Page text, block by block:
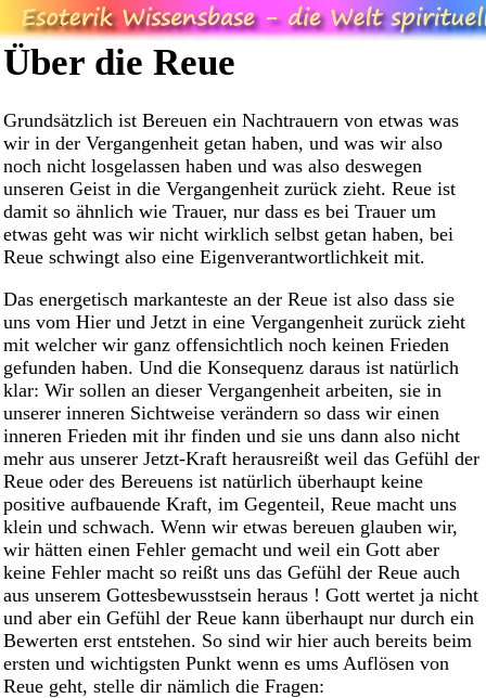
Über die Reue
Grundsätzlich ist Bereuen ein Nachtrauern von etwas was
wir in der Vergangenheit getan haben, und was wir also
noch nicht losgelassen haben und was also deswegen
unseren Geist in die Vergangenheit zurück zieht. Reue ist
damit so ähnlich wie Trauer, nur dass es bei Trauer um
etwas geht was wir nicht wirklich selbst getan haben, bei
Reue schwingt also eine Eigenverantwortlichkeit mit.
Das energetisch markanteste an der Reue ist also dass sie
uns vom Hier und Jetzt in eine Vergangenheit zurück zieht
mit welcher wir ganz offensichtlich noch keinen Frieden
gefunden haben. Und die Konsequenz daraus ist natürlich
klar: Wir sollen an dieser Vergangenheit arbeiten, sie in
unserer inneren Sichtweise verändern so dass wir einen
inneren Frieden mit ihr finden und sie uns dann also nicht
mehr aus unserer Jetzt-Kraft herausreißt weil das Gefühl der
Reue oder des Bereuens ist natürlich überhaupt keine
positive aufbauende Kraft, im Gegenteil, Reue macht uns
klein und schwach. Wenn wir etwas bereuen glauben wir,
wir hätten einen Fehler gemacht und weil ein Gott aber
keine Fehler macht so reißt uns das Gefühl der Reue auch
aus unserem Gottesbewusstsein heraus ! Gott wertet ja nicht
und aber ein Gefühl der Reue kann überhaupt nur durch ein
Bewerten erst entstehen. So sind wir hier auch bereits beim
ersten und wichtigsten Punkt wenn es ums Auflösen von
Reue geht, stelle dir nämlich die Fragen: